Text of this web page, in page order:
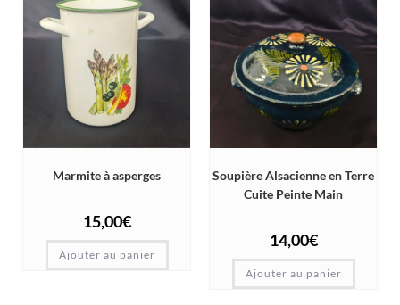
Marmite à asperges
15,00€
Ajouter au panier
Soupière Alsacienne en Terre
Cuite Peinte Main
14,00€
Ajouter au panier